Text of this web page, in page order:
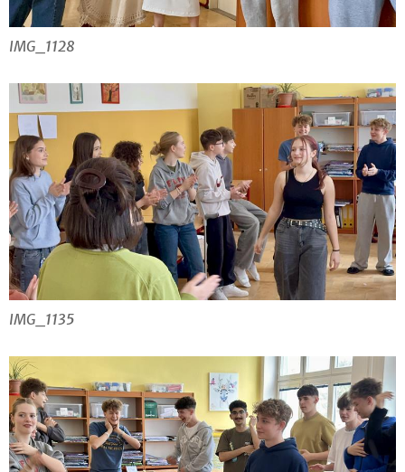
IMG_1128
IMG_1135